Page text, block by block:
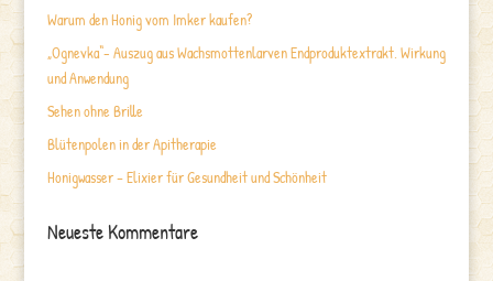
Warum den Honig vom Imker kaufen?
„Ognevka“- Auszug aus Wachsmottenlarven Endproduktextrakt. Wirkung
und Anwendung
Sehen ohne Brille
Blütenpolen in der Apitherapie
Honigwasser – Elixier für Gesundheit und Schönheit
Neueste Kommentare